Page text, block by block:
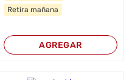
Retira mañana
AGREGAR